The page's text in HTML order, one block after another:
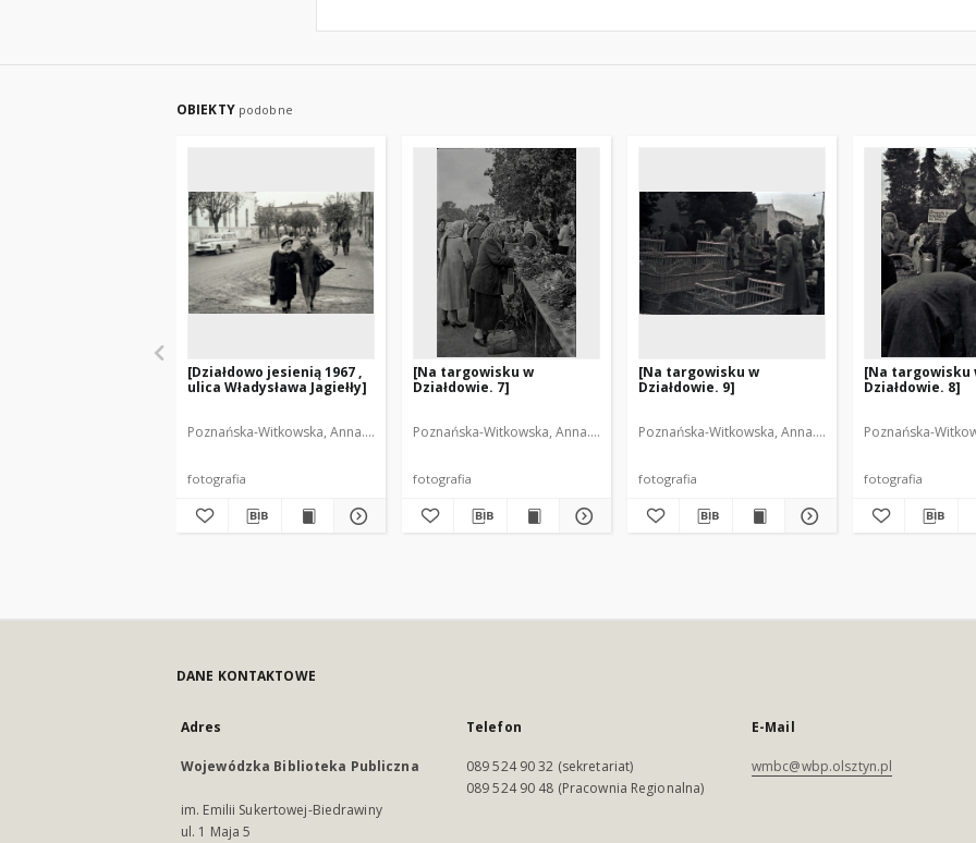
OBIEKTY podobne
[Działdowo jesienią 1967 ,
ulica Władysława Jagiełły]
Poznańska-Witkowska, Anna. Fot.
fotografia
[Na targowisku w
Działdowie. 7]
Poznańska-Witkowska, Anna. Fot.
fotografia
[Na targowisku w
Działdowie. 9]
Poznańska-Witkowska, Anna. Fot.
fotografia
[Na targowisku
Działdowie. 8]
Poznańska-
fotografia
DANE KONTAKTOWE
Adres
Wojewódzka Biblioteka Publiczna
im. Emilii Sukertowej-Biedrawiny
ul. 1 Maja 5
Telefon
089 524 90 32 (sekretariat)
089 524 90 48 (Pracownia Regionalna)
E-Mail
wmbc@wbp.olsztyn.pl